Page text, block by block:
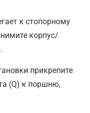
к стопорному
корпус/
прикрепите
(Q) к поршню,